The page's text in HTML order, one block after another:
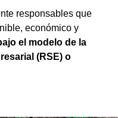
responsables que
económico y
el modelo de la
(RSE) o